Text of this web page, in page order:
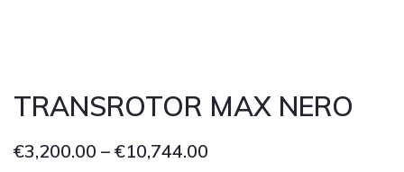
TRANSROTOR MAX NERO
€3,200.00 – €10,744.00